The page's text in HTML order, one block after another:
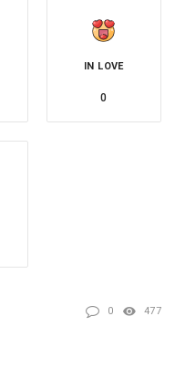
IN LOVE
0
0 477